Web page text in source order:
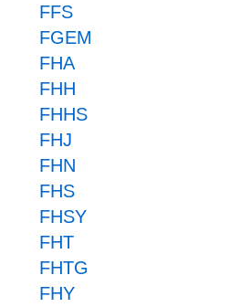
FFS
FGEM
FHA
FHH
FHHS
FHJ
FHN
FHS
FHSY
FHT
FHTG
FHY